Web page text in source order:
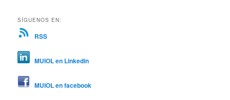
SÍGUENOS EN:
RSS
MUIOL en Linkedin
MUIOL en facebook